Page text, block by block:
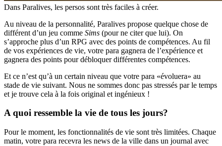
Dans Paralives, les persos sont très faciles à créer.
Au niveau de la personnalité, Paralives propose quelque chose de
différent d’un jeu comme Sims (pour ne citer que lui). On
s’approche plus d’un RPG avec des points de compétences. Au fil
de vos expériences de vie, votre para gagnera de l’expérience et
gagnera des points pour débloquer différentes compétences.
Et ce n’est qu’à un certain niveau que votre para «évoluera» au
stade de vie suivant. Nous ne sommes donc pas stressés par le temps
et je trouve cela à la fois original et ingénieux !
A quoi ressemble la vie de tous les jours?
Pour le moment, les fonctionnalités de vie sont très limitées. Chaque
matin, votre para recevra les news de la ville dans un journal avec